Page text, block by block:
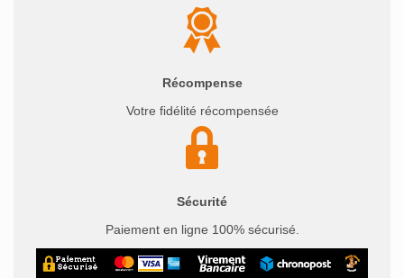
Récompense
Votre fidélité récompensée
Sécurité
Paiement en ligne 100% sécurisé.